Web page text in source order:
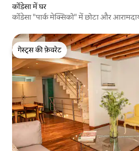
कोंडेसा में घर
कोंडेसा "पार्क मेक्सिको" में छोटा और
गेस्ट्स की फ़ेवरेट
गेस्ट्स की फ़ेवरेट